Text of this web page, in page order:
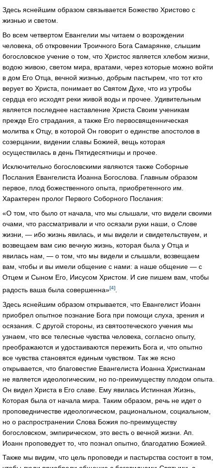
Здесь яснейшим образом связывается Божество Христово с
жизнью и светом.
Во всем четвертом Евангелии мы читаем о возрождении
человека, об откровении Троичного Бога Самарянке, слышим
богословское учение о том, что Христос является хлебом жизни,
водою живою, светом мира, вратами, через которые можно войти
в дом Его Отца, вечной жизнью, добрым пастырем, что тот кто
верует во Христа, понимает во Святом Духе, что из утробы
сердца его исходят реки живой воды и прочее. Удивительным
является последнее наставление Христа Своим ученикам
прежде Его страдания, а также Его первосвященническая
молитва к Отцу, в которой Он говорит о единстве апостолов в
созерцании, видении славы Божией, вещь которая
осуществилась в день Пятидесятницы и прочее.
Исключительно богословскими являются также Соборные
Послания Евангелиста Иоанна Богослова. Главным образом
первое, плод божественного опыта, приобретенного им.
Характерен пролог Первого Соборного Послания:
«О том, что было от начала, что мы слышали, что видели своими
очами, что рассматривали и что осязали руки наши, о Слове
жизни, — ибо жизнь явилась, и мы видели и свидетельствуем, и
возвещаем вам сию вечную жизнь, которая была у Отца и
явилась нам, — о том, что мы видели и слышали, возвещаем
вам, чтобы и вы имели общение с нами: а наше общение — с
Отцем и Сыном Его, Иисусом Христом. И сие пишем вам, чтобы
радость ваша была совершенна»[4]
Здесь яснейшим образом открывается, что Евангелист Иоанн
приобрел опытное познание Бога при помощи слуха, зрения и
осязания. С другой стороны, из святоотеческого учения мы
узнаем, что все телесные чувства человека, согласно опыту,
преображаются и удостаиваются пережить Бога и, что опытно
все чувства становятся единым чувством. Так же ясно
открывается, что благовестие Евангелиста Иоанна Христианам
не является идеологическим, но по-преимуществу плодом опыта.
Он видел Христа в Его славе. Ему явилась Истинная Жизнь,
Которая была от начала мира. Таким образом, речь не идет о
проповедничестве идеологическом, рациональном, социальном,
но о распространении Слова Божия по-преимуществу
богословском, эмпирическом, это весть о вечной жизни. Ап.
Иоанн проповедует то, что познал опытно, благодатию Божией.
Также мы видим, что цель проповеди и пастырства состоит в том,